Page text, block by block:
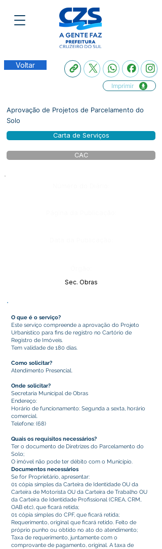
Voltar
Imprimir
Aprovação de Projetos de Parcelamento do
Solo
Carta de Serviços
CAC
Sec. Obras
O que é o serviço?
Este serviço compreende a aprovação do Projeto
Urbanístico para fins de registro no Cartório de
Registro de Imóveis.
Tem validade de 180 dias.
Como solicitar?
Atendimento Presencial.
Onde solicitar?
Secretaria Municipal de Obras
Endereço:
Horário de funcionamento: Segunda a sexta, horário
comercial.
Telefone: (68)
Quais os requisitos necessários?
Ter o documento de Diretrizes do Parcelamento do
Solo;
O imóvel não pode ter débito com o Município.
Documentos necessários
Se for Proprietário, apresentar:
01 cópia simples da Carteira de Identidade OU da
Carteira de Motorista OU da Carteira de Trabalho OU
da Carteira de Identidade Profissional (CREA, CRM,
OAB etc), que ficará retida;
01 cópia simples do CPF, que ficará retida;
Requerimento, original que ficará retido. Feito de
próprio punho ou obtido no ato do atendimento;
Taxa de requerimento, juntamente com o
comprovante de pagamento, original. A taxa de